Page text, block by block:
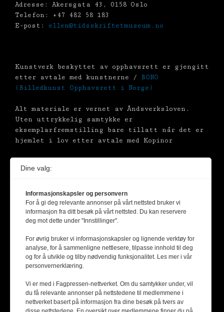
Adresse: Akersgata 43, 0158 Oslo
Telefon: +47 482 58 183
E-post: ellen@tidsskriftetmuseum.no
Kunstverk beskyttet av opphavsrett er gjengitt
etter avtale med kunstnerne / BONO
(Billedkunst Opphavsrett i Norge)
Alt materiale er vernet av Åndsverksloven.
Uten uttrykkelig samtykke er
eksemplarfremstilling bare tillatt når det er
hjemlet i lov etter avtale med Kopinor
Dine valg:
Informasjonskapsler og personvern
For å gi deg relevante annonser på vårt nettsted bruker vi
informasjon fra ditt besøk på vårt nettsted. Du kan reservere
deg mot dette under "Innstillinger".
For øvrig bruker vi informasjonskapsler og lignende verktøy for
analyse, for å sammenligne nettlesere, tilpasse innhold til deg
og for å utvikle og tilby nødvendig funksjonalitet. Les mer i vår
personvernerklæring.
Vi er med i Fagpressen-nettverket. Om du samtykker under, vil
du få relevante annonser på nettstedene til medlemmene i
nettverket basert på informasjon fra dine besøk på tvers av